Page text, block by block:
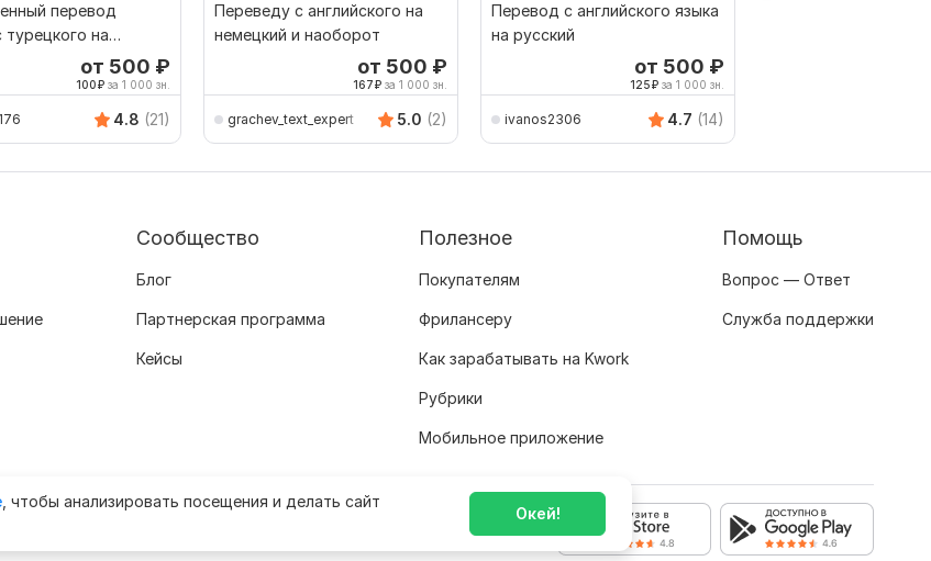
перевод
турецкого на
и наоборотот 500 ₽
100₽ за 1 000 зн.
4.8 (21)
Переведу с английского на
немецкий и наоборот
от 500 ₽
167₽ за 1 000 зн.
grachev_text_expert 5.0 (2)
Перевод с английского языка
на русский
от 500 ₽
125₽ за 1 000 зн.
ivanos2306 4.7 (14)
, чтобы анализировать посещения и делать сайт
Окей!
Сообщество
Блог
Партнерская программа
Кейсы
Полезное
Покупателям
Фрилансеру
Как зарабатывать на Kwork
Рубрики
Мобильное приложение
Помощь
Вопрос — Ответ
Служба поддержки